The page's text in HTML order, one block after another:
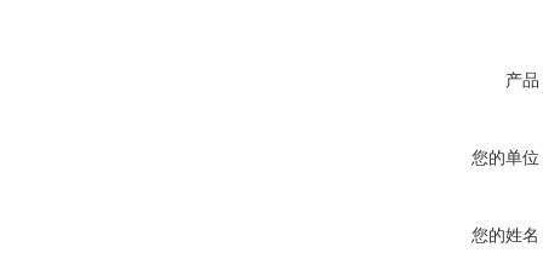
产品
您的单位
您的姓名